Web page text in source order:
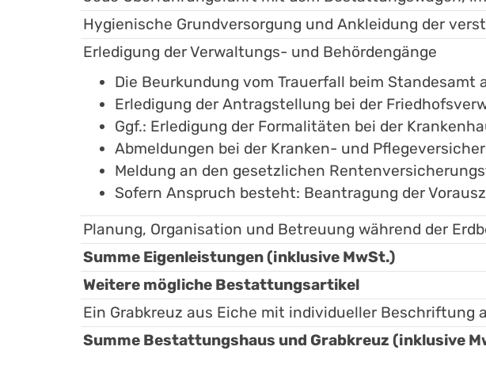
Hygienische Grundversorgung und Ankleidung der
Erledigung der Verwaltungs- und Behördengänge
Die Beurkundung vom Trauerfall beim Standesamt
Erledigung der Antragstellung bei der
Ggf.: Erledigung der Formalitäten bei der
Abmeldungen bei der Kranken- und
Meldung an den gesetzlichen
Sofern Anspruch besteht: Beantragung der
Planung, Organisation und Betreuung während der
Summe Eigenleistungen (inklusive MwSt.)
Weitere mögliche Bestattungsartikel
Ein Grabkreuz aus Eiche mit individueller Beschriftung
Summe Bestattungshaus und Grabkreuz (inklusive